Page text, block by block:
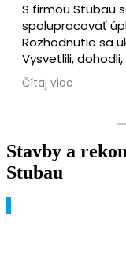
S firmou Stubau
spolupracovať
Rozhodnutie sa
Vysvetlili,
narazili na
Majstri spoľahliví,
Ak raz budem
obrátim na
Čítaj viac
Stavby a
Stubau